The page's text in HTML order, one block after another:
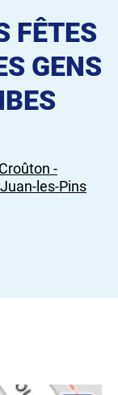
FÊTES
GENS
-
les-Pins